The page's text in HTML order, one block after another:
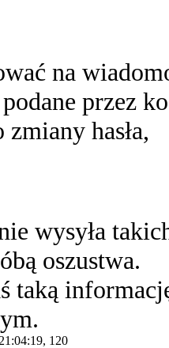
na
przez
hasła,
wysyła
oszustwa.
taką
120